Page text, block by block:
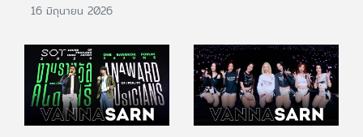
16 มิถุนายน 2026